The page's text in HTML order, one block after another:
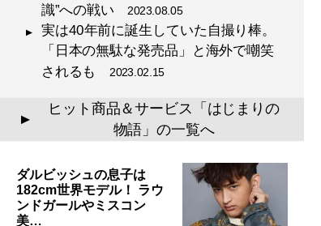
識”への戦い 2023.08.05
実は40年前に誕生していた自撮り棒。
「日本の無駄な発売品」と海外で嘲笑
されるも
2023.02.15
▲
ヒット商品＆サービス「はじまりの
物語」の一覧へ
ダルビッシュの息子は
182cm世界モデル！ ラウ
ンドガールやミスコン
美…